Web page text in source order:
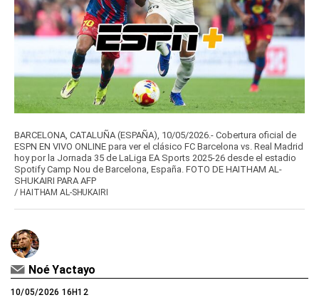
BARCELONA, CATALUÑA (ESPAÑA), 10/05/2026.- Cobertura oficial de
ESPN EN VIVO ONLINE para ver el clásico FC Barcelona vs. Real Madrid
hoy por la Jornada 35 de LaLiga EA Sports 2025-26 desde el estadio
Spotify Camp Nou de Barcelona, España. FOTO DE HAITHAM AL-
SHUKAIRI PARA AFP
/ HAITHAM AL-SHUKAIRI
Noé Yactayo
10/05/2026 16H12